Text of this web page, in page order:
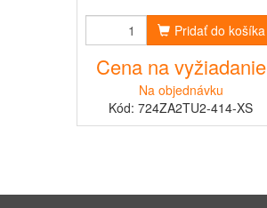
Pridať do košíka
Cena na vyžiadanie
Na objednávku
Kód: 724ZA2TU2-414-XS